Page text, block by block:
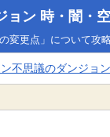
ョン 時・闇・
変更点」について攻
不思議のダンジョ